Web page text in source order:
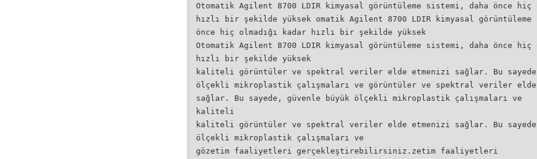
Otomatik Agilent 8700 LDIR kimyasal görüntüleme sistemi, daha önce hiç
hızlı bir şekilde yüksek omatik Agilent 8700 LDIR kimyasal görüntüleme
önce hiç olmadığı kadar hızlı bir şekilde yüksek
Otomatik Agilent 8700 LDIR kimyasal görüntüleme sistemi, daha önce hiç
hızlı bir şekilde yüksek
kaliteli görüntüler ve spektral veriler elde etmenizi sağlar. Bu sayede,
ölçekli mikroplastik çalışmaları ve görüntüler ve spektral veriler elde
sağlar. Bu sayede, güvenle büyük ölçekli mikroplastik çalışmaları ve
kaliteli
kaliteli görüntüler ve spektral veriler elde etmenizi sağlar. Bu sayede,
ölçekli mikroplastik çalışmaları ve
gözetim faaliyetleri gerçekleştirebilirsiniz.zetim faaliyetleri